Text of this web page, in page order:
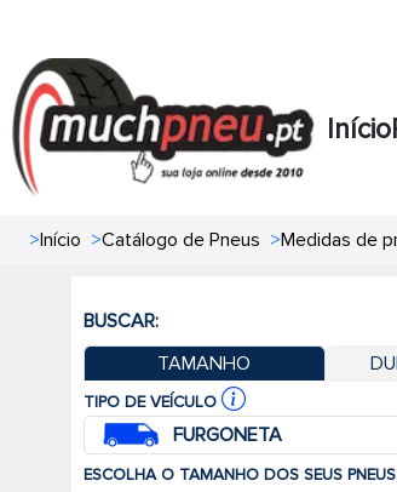
Início
>Início >Catálogo de Pneus >Medidas de
BUSCAR:
TAMANHO
TIPO DE VEÍCULO
FURGONETA
ESCOLHA O TAMANHO DOS SEUS